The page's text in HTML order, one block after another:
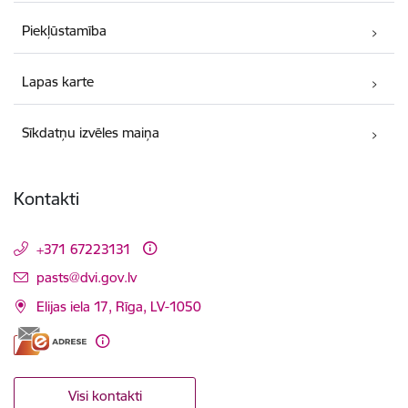
Piekļūstamība
Lapas karte
Sīkdatņu izvēles maiņa
Kontakti
+371 67223131
E-pasts:
pasts@dvi.gov.lv
Elijas iela 17, Rīga, LV-1050
Visi kontakti